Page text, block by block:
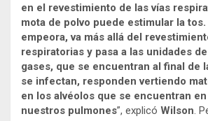
en el revestimiento de las vías
mota de polvo puede estimular la
empeora, va más allá del
respiratorias y pasa a las unidades
gases, que se encuentran al final de
se infectan, responden vertiendo
en los alvéolos que se encuentran
nuestros pulmones”, explicó Wilson.